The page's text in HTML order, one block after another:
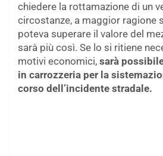
chiedere la rottamazione di un
circostanze, a maggior ragione
poteva superare il valore del
sarà più così. Se lo si ritiene
motivi economici, sarà
in carrozzeria per la
corso dell’incidente stradale.